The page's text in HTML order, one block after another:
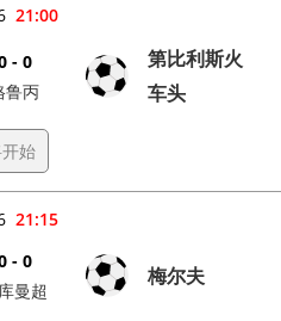
21:00
- 0
鲁丙
第比利斯火
车头
始
21:15
- 0
曼超
梅尔夫